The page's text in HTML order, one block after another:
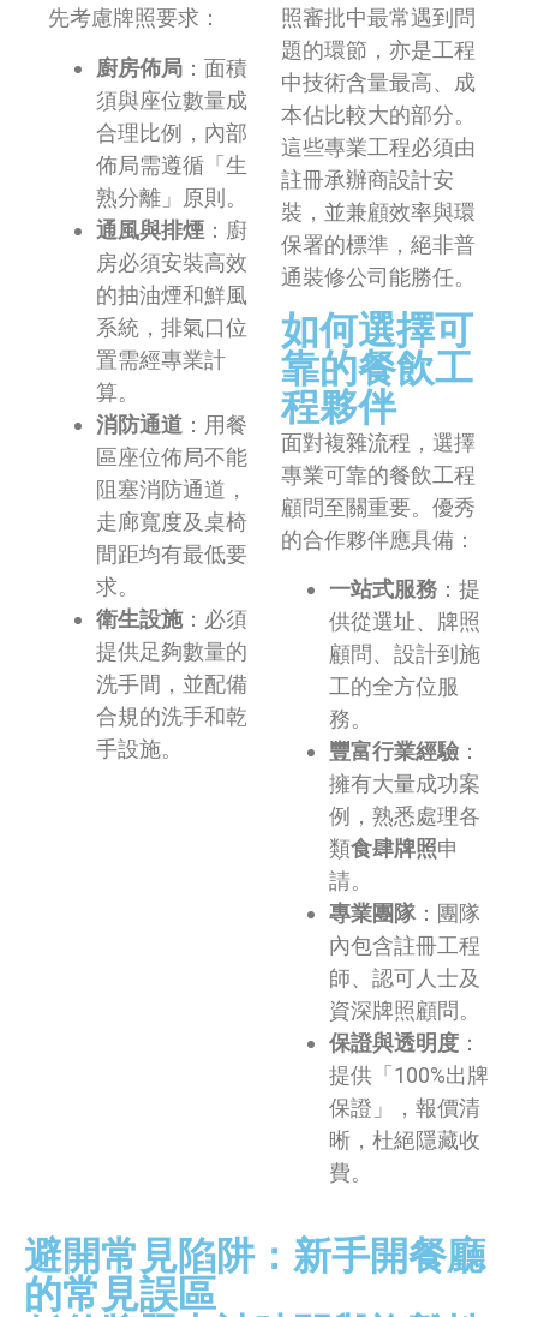
先考慮牌照要求：
廚房佈局 ：面積
須與座位數量成
合理比例，內部
佈局需遵循「生
熟分離」原則。
通風與排煙 ：廚
房必須安裝高效
的抽油煙和鮮風
系統，排氣口位
置需經專業計
算。
消防通道 ：用餐
區座位佈局不能
阻塞消防通道，
走廊寬度及桌椅
間距均有最低要
求。
衛生設施：必須
提供足夠數量的
洗手間，並配備
合規的洗手和乾
手設施。
照審批中最常遇到問
題的環節，亦是工程
中技術含量最高、成
本佔比較大的部分。
這些專業工程必須由
註冊承辦商設計安
裝，並兼顧效率與環
保署的標準，絕非普
通裝修公司能勝任。
如何選擇可
靠的餐飲工
程夥伴
面對複雜流程，選擇
專業可靠的餐飲工程
顧問至關重要。優秀
的合作夥伴應具備：
一站式服務 ：提
供從選址、牌照
顧問、設計到施
工的全方位服
務。
豐富行業經驗 ：
擁有大量成功案
例，熟悉處理各
類食肆牌照申
請。
專業團隊：團隊
內包含註冊工程
師、認可人士及
資深牌照顧問。
保證與透明度 ：
提供「100%出牌
保證」，報價清
晰，杜絕隱藏收
費。
避開常見陷阱：新手開餐廳
的常見誤區